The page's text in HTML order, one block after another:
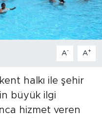
A- A+
halkı ile şehir
büyük ilgi
hizmet veren